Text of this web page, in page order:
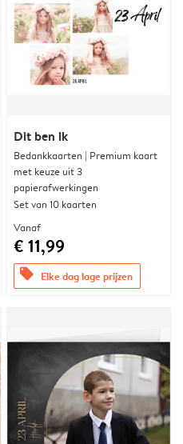
Dit ben ik
Bedankkaarten | Premium kaart
met keuze uit 3
papierafwerkingen
Set van 10 kaarten
Vanaf
€ 11,99
offers Elke dag lage prijzen